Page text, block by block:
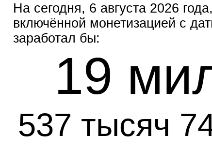
На сегодня, 6 августа 2026
включённой монетизацией с
заработал бы:
537 тысяч